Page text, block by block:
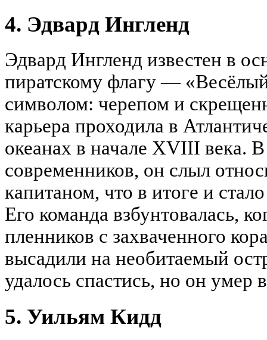
4. Эдвард Ингленд
Эдвард Ингленд известен в
пиратскому флагу —
символом: черепом и
карьера проходила в
океанах в начале XVIII века.
современников, он слыл
капитаном, что в итоге и
Его команда взбунтовалась,
пленников с захваченного
высадили на необитаемый
удалось спастись, но он умер
5. Уильям Кидд